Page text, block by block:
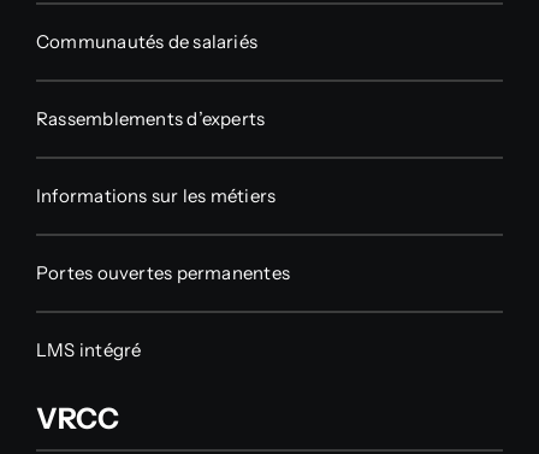
Communautés de salariés
Rassemblements d’experts
Informations sur les métiers
Portes ouvertes permanentes
LMS intégré
VRCC